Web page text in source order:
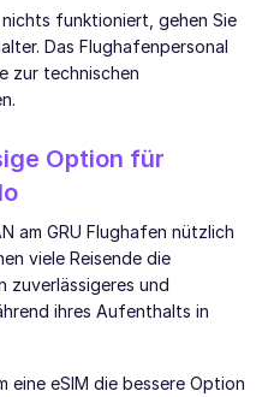
funktioniert, gehen Sie
Das Flughafenpersonal
zur technischen
Option für
am GRU Flughafen nützlich
viele Reisende die
zuverlässigeres und
ihres Aufenthalts in
eine eSIM die bessere Option